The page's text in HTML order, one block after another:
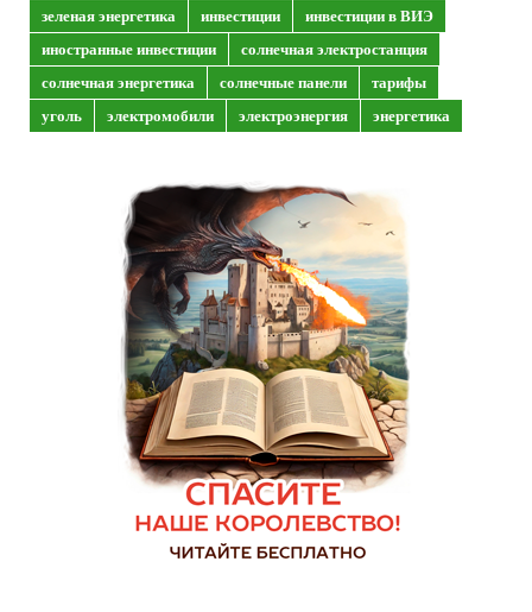
зеленая энергетика
инвестиции
инвестиции в ВИЭ
иностранные инвестиции
солнечная электростанция
солнечная энергетика
солнечные панели
тарифы
уголь
электромобили электроэнергия энергетика